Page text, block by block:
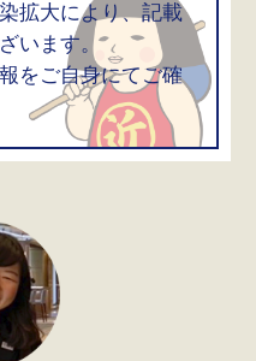
拡大により、記載
います。
をご自身にてご確